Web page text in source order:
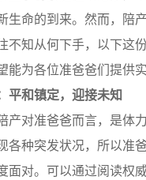
生命的到来。然而，陪
不知从何下手，以下这
能为各位准爸爸们提供实
平和镇定，迎接未知
对准爸爸而言，是体
各种突发状况，所以准
面对。可以通过阅读权